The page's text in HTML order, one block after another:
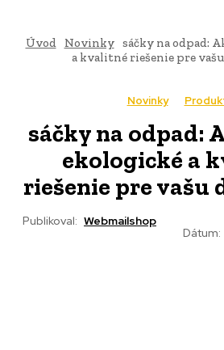
Úvod Novinky sáčky na odpad:
a kvalitné riešenie pre
Novinky
sáčky na odpad:
ekologické a
riešenie pre vašu
Publikoval: Webmailshop
Dátum: